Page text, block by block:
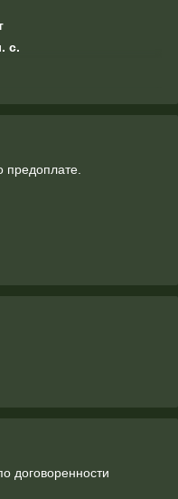
с.
предоплате.
договоренности